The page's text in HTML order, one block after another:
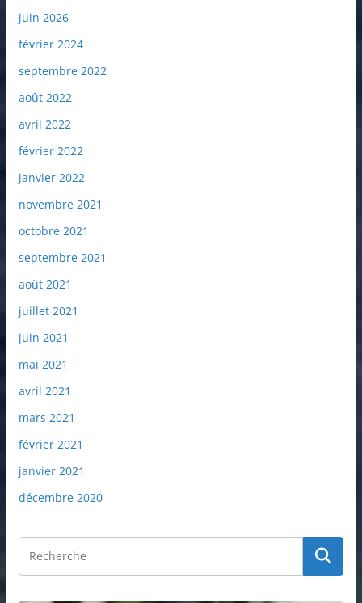
juin 2026
février 2024
septembre 2022
août 2022
avril 2022
février 2022
janvier 2022
novembre 2021
octobre 2021
septembre 2021
août 2021
juillet 2021
juin 2021
mai 2021
avril 2021
mars 2021
février 2021
janvier 2021
décembre 2020